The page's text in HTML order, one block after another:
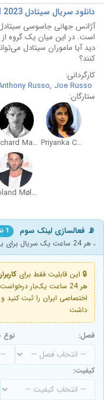
دانلود سریال سیتادل Citadel 2023 با دوبله فارسی
آژانس جهانی جاسوسی
است. در این میان یک گروه از
دید آیا ماموران سیتادل
کنند؟
کارگردانی:
Russo, Joe Russo
ستارگان:
Priyanka Chopra
Richard Madden
Roland Møller
📡 فعالسازی لینک سوم 1 نفر درخواست داده
، هر 24 ساعت یک سریال برای یک کاربر ویژه
🔒 این قابلیت فقط برای
اختصاصی ایران را ثبت
داشت
فصل: نوع
کیفیت: